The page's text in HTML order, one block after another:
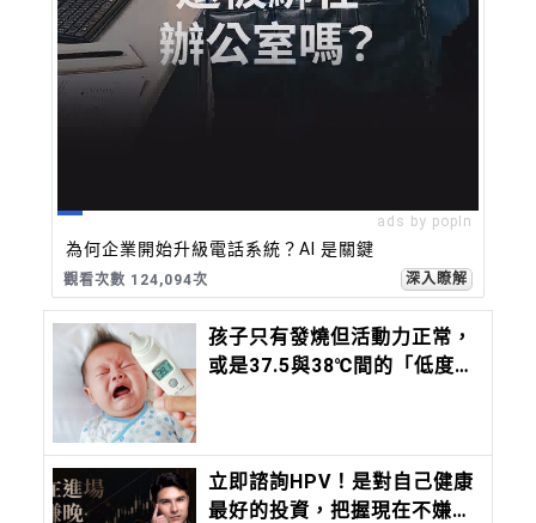
ads by popIn
為何企業開始升級電話系統？AI 是關鍵
觀看次數 124,099次 深入瞭解
孩子只有發燒但活動力正常，
或是37.5與38℃間的「低度發
立即諮詢HPV！是對自己健康
最好的投資，把握現在不嫌